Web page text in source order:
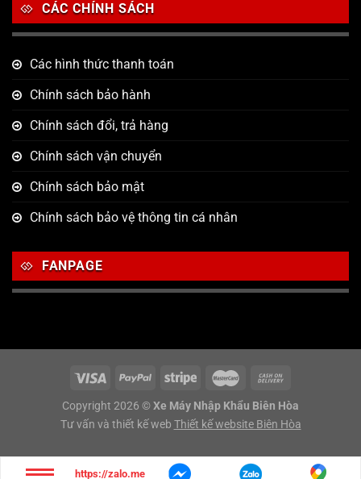
CÁC CHÍNH SÁCH
Các hình thức thanh toán
Chính sách bảo hành
Chính sách đổi, trả hàng
Chính sách vận chuyển
Chính sách bảo mật
Chính sách bảo vệ thông tin cá nhân
FANPAGE
Copyright 2026 © Xe Máy Nhập Khẩu Biên Hòa
Tư vấn và thiết kế web Thiết kế website Biên Hòa
https://zalo.me/g/sjwsco848